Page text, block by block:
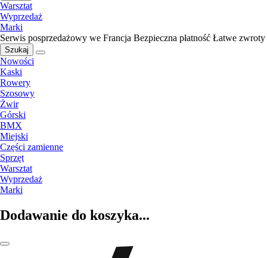
Warsztat
Wyprzedaż
Marki
Serwis posprzedażowy we Francja Bezpieczna płatność Łatwe zwroty
Szukaj
Nowości
Kaski
Rowery
Szosowy
Żwir
Górski
BMX
Miejski
Części zamienne
Sprzęt
Warsztat
Wyprzedaż
Marki
Dodawanie do koszyka...